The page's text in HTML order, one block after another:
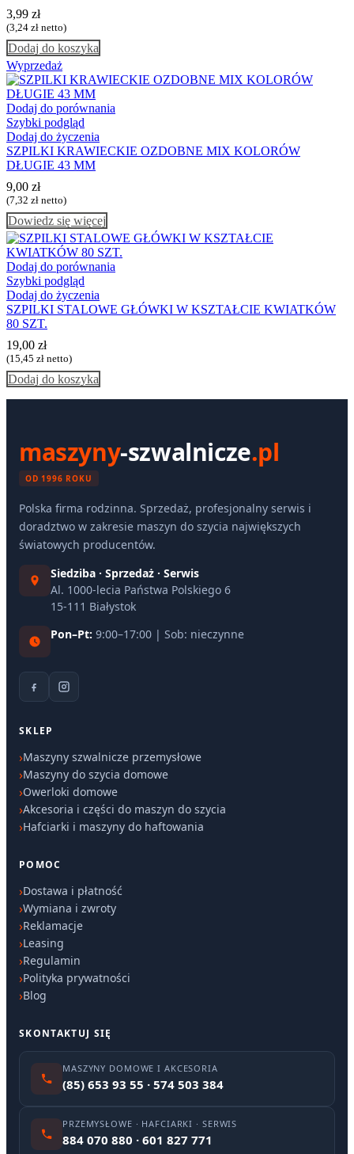
3,99 zł
(3,24 zł netto)
Dodaj do koszyka
Wyprzedaż
Dodaj do porównania
Szybki podgląd
Dodaj do życzenia
SZPILKI KRAWIECKIE OZDOBNE MIX KOLORÓW
DŁUGIE 43 MM
9,00 zł
(7,32 zł netto)
Dowiedz się więcej
Dodaj do porównania
Szybki podgląd
Dodaj do życzenia
SZPILKI STALOWE GŁÓWKI W KSZTAŁCIE KWIATKÓW
80 SZT.
19,00 zł
(15,45 zł netto)
Dodaj do koszyka
maszyny-szwalnicze.pl
OD 1996 ROKU
Polska firma rodzinna. Sprzedaż, profesjonalny serwis i
doradztwo w zakresie maszyn do szycia największych
światowych producentów.
Siedziba · Sprzedaż · Serwis
Al. 1000-lecia Państwa Polskiego 6
15-111 Białystok
Pon–Pt: 9:00–17:00 | Sob: nieczynne
SKLEP
Maszyny szwalnicze przemysłowe
Maszyny do szycia domowe
Owerloki domowe
Akcesoria i części do maszyn do szycia
Hafciarki i maszyny do haftowania
POMOC
Dostawa i płatność
Wymiana i zwroty
Reklamacje
Leasing
Regulamin
Polityka prywatności
Blog
SKONTAKTUJ SIĘ
MASZYNY DOMOWE I AKCESORIA
(85) 653 93 55 · 574 503 384
PRZEMYSŁOWE · HAFCIARKI · SERWIS
884 070 880 · 601 827 771